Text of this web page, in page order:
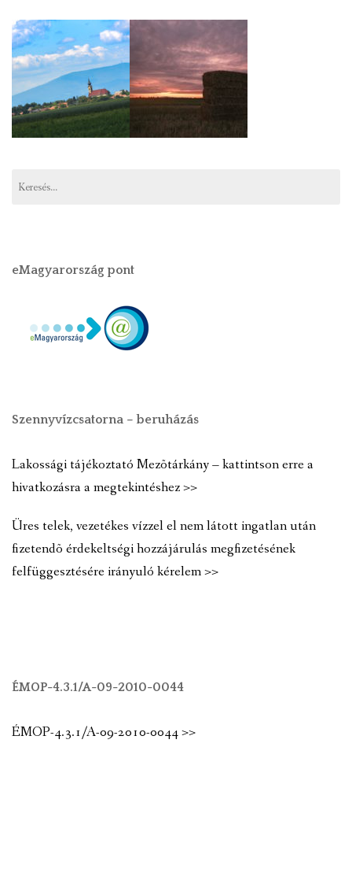
eMagyarország pont
Szennyvízcsatorna – beruházás
Lakossági tájékoztató Mezõtárkány – kattintson erre a
hivatkozásra a megtekintéshez >>
Üres telek, vezetékes vízzel el nem látott ingatlan után
fizetendõ érdekeltségi hozzájárulás megfizetésének
felfüggesztésére irányuló kérelem >>
ÉMOP-4.3.1/A-09-2010-0044
ÉMOP-4.3.1/A-09-2010-0044 >>